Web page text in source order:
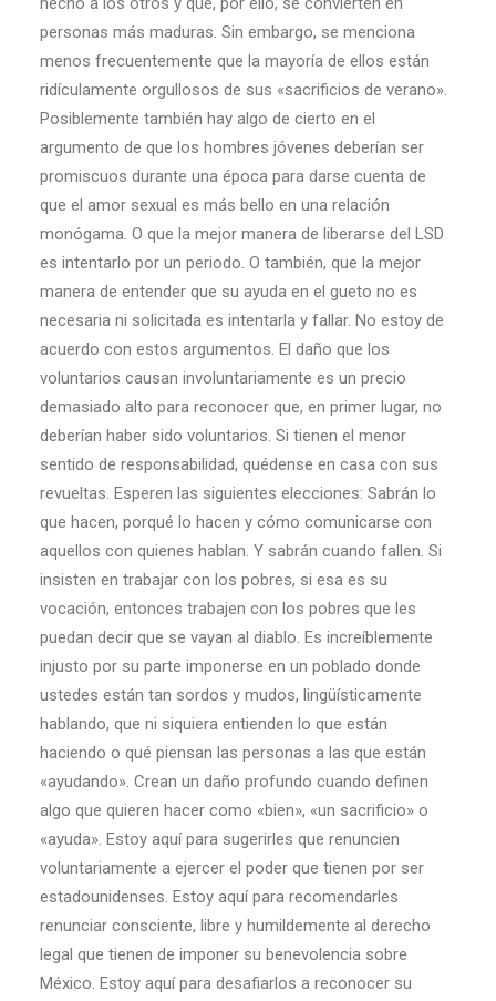
personas más maduras. Sin embargo, se menciona
menos frecuentemente que la mayoría de ellos están
ridículamente orgullosos de sus «sacrificios de verano».
Posiblemente también hay algo de cierto en el
argumento de que los hombres jóvenes deberían ser
promiscuos durante una época para darse cuenta de
que el amor sexual es más bello en una relación
monógama. O que la mejor manera de liberarse del LSD
es intentarlo por un periodo. O también, que la mejor
manera de entender que su ayuda en el gueto no es
necesaria ni solicitada es intentarla y fallar. No estoy de
acuerdo con estos argumentos. El daño que los
voluntarios causan involuntariamente es un precio
demasiado alto para reconocer que, en primer lugar, no
deberían haber sido voluntarios. Si tienen el menor
sentido de responsabilidad, quédense en casa con sus
revueltas. Esperen las siguientes elecciones: Sabrán lo
que hacen, porqué lo hacen y cómo comunicarse con
aquellos con quienes hablan. Y sabrán cuando fallen. Si
insisten en trabajar con los pobres, si esa es su
vocación, entonces trabajen con los pobres que les
puedan decir que se vayan al diablo. Es increíblemente
injusto por su parte imponerse en un poblado donde
ustedes están tan sordos y mudos, lingüísticamente
hablando, que ni siquiera entienden lo que están
haciendo o qué piensan las personas a las que están
«ayudando». Crean un daño profundo cuando definen
algo que quieren hacer como «bien», «un sacrificio» o
«ayuda». Estoy aquí para sugerirles que renuncien
voluntariamente a ejercer el poder que tienen por ser
estadounidenses. Estoy aquí para recomendarles
renunciar consciente, libre y humildemente al derecho
legal que tienen de imponer su benevolencia sobre
México. Estoy aquí para desafiarlos a reconocer su